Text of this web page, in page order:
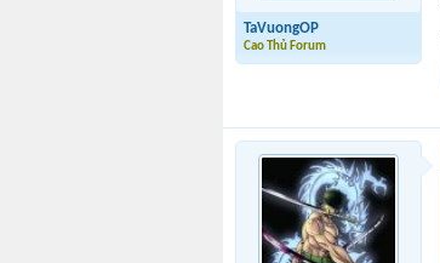
TaVuongOP
Cao Thủ Forum